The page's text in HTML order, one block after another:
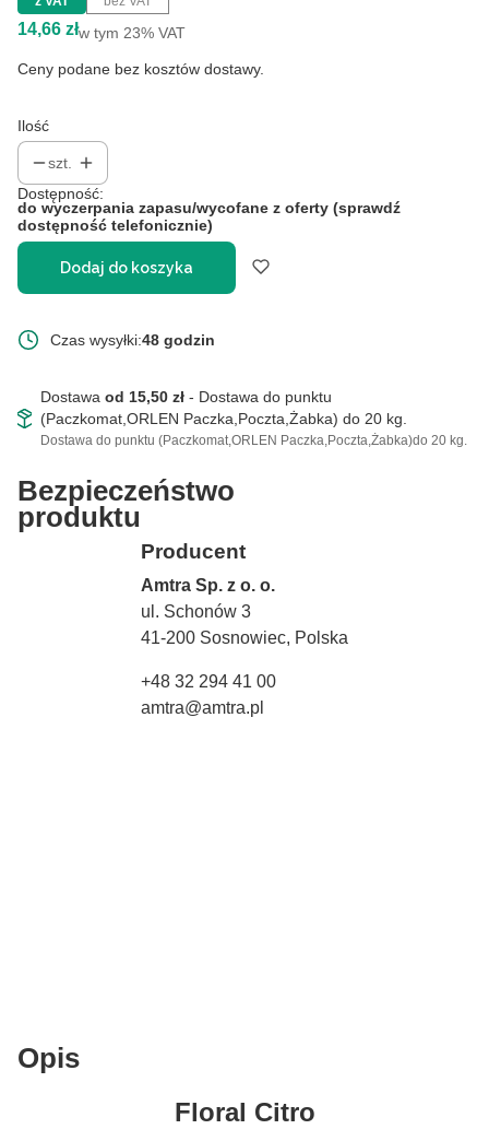
Cena
14,66 złw tym 23% VAT
w tym 23% VAT
Ceny podane bez kosztów dostawy.
Ilość
szt.
Dostępność:
do wyczerpania zapasu/wycofane z oferty (sprawdź
dostępność telefonicznie)
Dodaj do koszyka
Czas wysyłki:48 godzin
Dostawaod 15,50 zł- Dostawa do punktu
(Paczkomat,ORLEN Paczka,Poczta,Żabka) do 20 kg.
Dostawa do punktu (Paczkomat,ORLEN Paczka,Poczta,Żabka)do 20 kg.
Bezpieczeństwo
produktu
Producent
Amtra Sp. z o. o.
ul. Schonów 3
41-200 Sosnowiec, Polska
+48 32 294 41 00
amtra@amtra.pl
Opis
Floral Citro